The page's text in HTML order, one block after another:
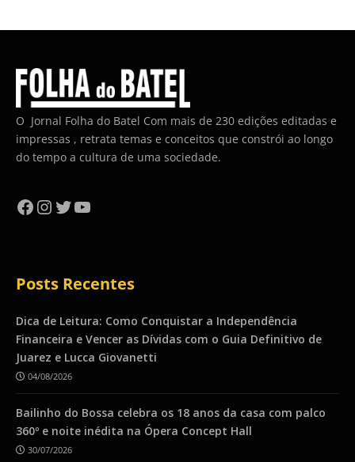
O Jornal Folha do Batel Com mais de 230 edições editadas e
impressas , retrata temas e conceitos que constrói ao longo
do tempo a cultura de uma sociedade.
Facebook
Instagram
Twitter
YouTube
Posts Recentes
Dica de Leitura: Como Conquistar a Independência
Financeira e Vencer as Dívidas com o Guia Definitivo de
Juarez e Lucca Giovanetti
04/08/2026
Bailinho do Bossa celebra os 18 anos da casa com palco
360º e noite inédita na Ópera Concept Hall
30/07/2026